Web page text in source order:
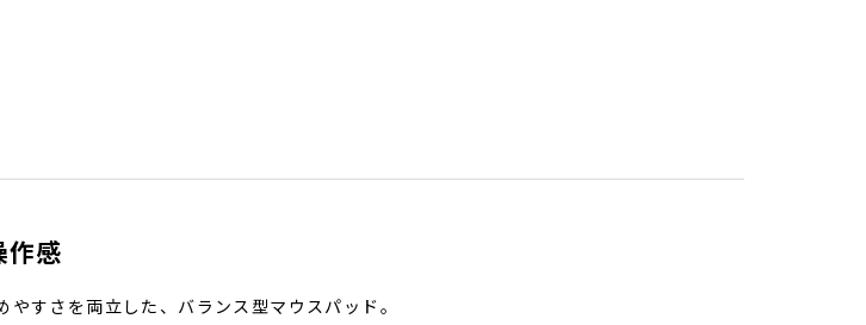
作感
やすさを両立した、バランス型マウスパッド。